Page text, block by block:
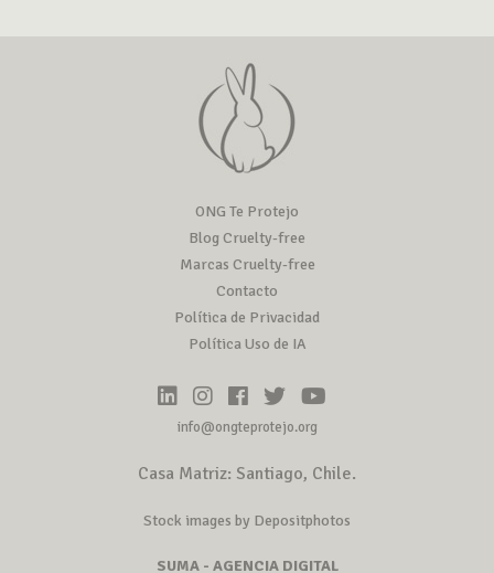
ONG Te Protejo
Blog Cruelty-free
Marcas Cruelty-free
Contacto
Política de Privacidad
Política Uso de IA
info@ongteprotejo.org
Casa Matriz: Santiago, Chile.
Stock images by Depositphotos
SUMA - AGENCIA DIGITAL